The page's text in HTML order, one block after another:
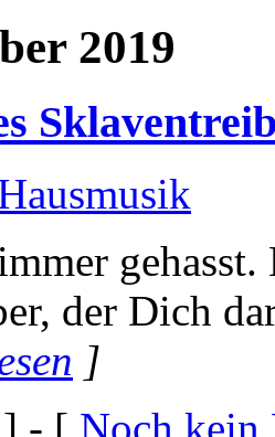
2019
der Dich
]